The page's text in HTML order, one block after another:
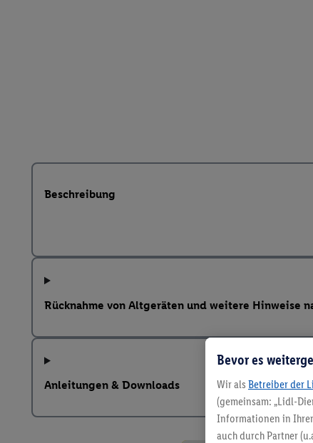
Beschreibung
Rücknahme von Altgeräten und weitere Hinweise
Anleitungen & Downloads
Bevor es
Wir als Betreiber der
(gemeinsam: „Lidl-
Informationen in
auch durch Partner